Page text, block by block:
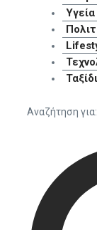
Υγεία
Αναζήτηση για: